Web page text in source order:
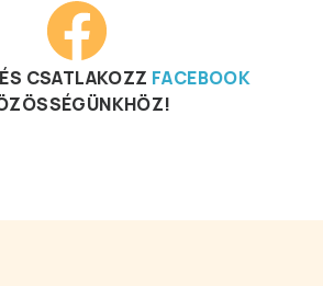
CSATLAKOZZ FACEBOOK